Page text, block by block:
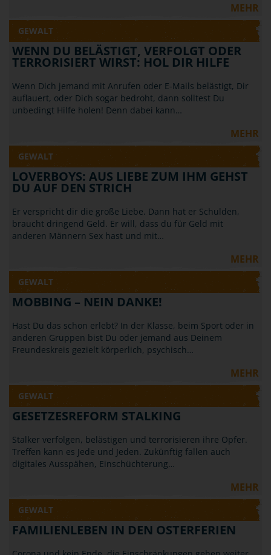
MEHR
GEWALT
WENN DU BELÄSTIGT, VERFOLGT ODER
TERRORISIERT WIRST: HOL DIR HILFE
Wenn Dich jemand mit Anrufen oder E-Mails belästigt, Dir
auflauert, oder Dich sogar bedroht, dann solltest Du
unbedingt Hilfe holen! Denn dabei kann…
MEHR
GEWALT
LOVERBOYS: AUS LIEBE ZUM IHM GEHST
DU AUF DEN STRICH
Er verspricht dir die große Liebe. Dann hat er Schulden,
braucht dringend Geld. Er will, dass du für Geld mit
anderen Männern Sex hast und mit…
MEHR
GEWALT
MOBBING – NEIN DANKE!
Hast Du das schon erlebt? In der Klasse, beim Sport oder in
anderen Gruppen bist Du oder jemand aus Deinem
Freundeskreis gezielt körperlich, psychisch…
MEHR
GEWALT
GESETZESREFORM STALKING
Stalker verfolgen, belästigen und terrorisieren ihre Opfer.
Treffen kann es Jede und Jeden. Zukünftig fallen auch
digitales Ausspähen, Einschüchterung…
MEHR
GEWALT
FAMILIENLEBEN IN DEN OSTERFERIEN